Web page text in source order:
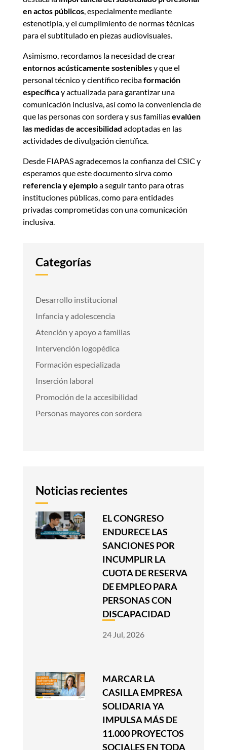
en actos públicos, especialmente mediante
estenotipia, y el cumplimiento de normas técnicas
para el subtitulado en piezas audiovisuales.
Asimismo, recordamos la necesidad de crear
entornos acústicamente sosteniblesy que el
personal técnico y científico recibaformación
específicay actualizada para garantizar una
comunicación inclusiva, así como la conveniencia de
que las personas con sordera y sus familiasevalúen
las medidas de accesibilidad adoptadas en las
actividades de divulgación científica.
Desde FIAPAS agradecemos la confianza del CSIC y
esperamos que este documento sirva como
referencia y ejemploa seguir tanto para otras
instituciones públicas, como para entidades
privadas comprometidas con una comunicación
inclusiva.
Categorías
Desarrollo institucional
Infancia y adolescencia
Atención y apoyo a familias
Intervención logopédica
Formación especializada
Inserción laboral
Promoción de la accesibilidad
Personas mayores con sordera
EL CONGRESO
ENDURECE LAS
SANCIONES POR
INCUMPLIR LA
CUOTA DE RESERVA
DE EMPLEO PARA
PERSONAS CON
DISCAPACIDAD
24 Jul, 2026
MARCAR LA
CASILLA EMPRESA
SOLIDARIA YA
IMPULSA MÁS DE
11.000 PROYECTOS
SOCIALES EN TODA
Noticias recientes